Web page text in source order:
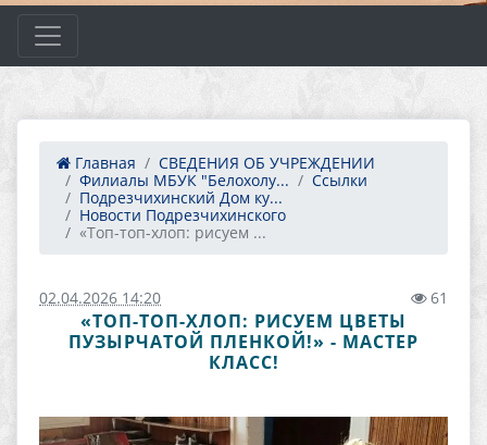
Главная
СВЕДЕНИЯ ОБ УЧРЕЖДЕНИИ
Филиалы МБУК "Белохолу...
Ссылки
Подрезчихинский Дом ку...
Новости Подрезчихинского
«Топ-топ-хлоп: рисуем ...
02.04.2026 14:20 61
«ТОП-ТОП-ХЛОП: РИСУЕМ ЦВЕТЫ
ПУЗЫРЧАТОЙ ПЛЕНКОЙ!» - МАСТЕР
КЛАСС!